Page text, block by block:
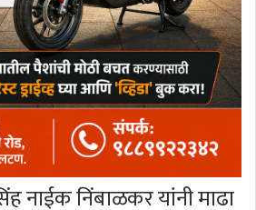
नाईक निंबाळकर यांनी माढा